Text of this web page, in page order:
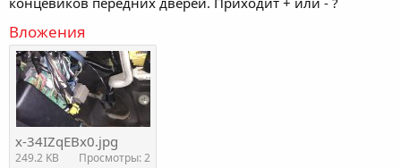
Вложения
x-34IZqEBx0.jpg
249.2 KB Просмотры: 2